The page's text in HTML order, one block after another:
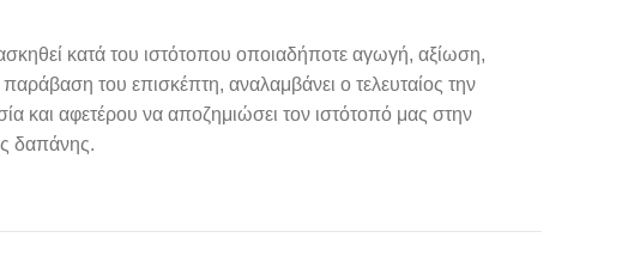
κατά του ιστότοπου οποιαδήποτε αγωγή, αξίωση,
του επισκέπτη, αναλαμβάνει ο τελευταίος την
και αφετέρου να αποζημιώσει τον ιστότοπό μας στην
δαπάνης.